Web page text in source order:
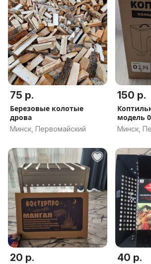
75 р.
Березовые колотые
дрова
Минск, Первомайский
150 р.
модель
Минск,
20 р. 40 р.